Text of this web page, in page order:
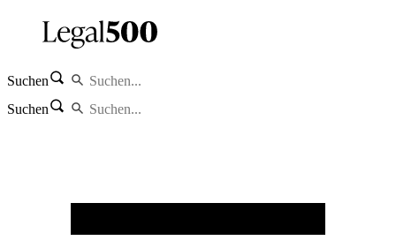
Suchen
Suchen